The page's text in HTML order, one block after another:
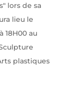
lors de sa
lieu le
18H00 au
plastiques